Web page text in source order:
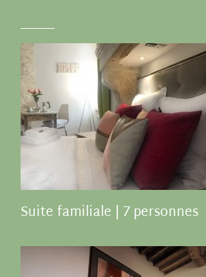
Suite familiale | 7 personnes